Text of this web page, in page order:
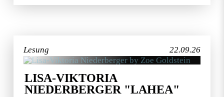
22.09.26
Lesung
LISA-VIKTORIA
NIEDERBERGER "LAHEA"